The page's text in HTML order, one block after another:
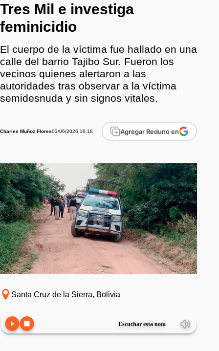
Tres Mil e investiga
feminicidio
El cuerpo de la víctima fue hallado en una
calle del barrio Tajibo Sur. Fueron los
vecinos quienes alertaron a las
autoridades tras observar a la víctima
semidesnuda y sin signos vitales.
Charles Muñoz Flores03/06/2026 16:18 Agregar Reduno en
Santa Cruz de la Sierra, Bolivia
Escuchar esta nota